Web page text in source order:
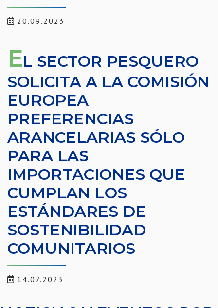
20.09.2023
EL SECTOR PESQUERO
SOLICITA A LA COMISIÓN
EUROPEA
PREFERENCIAS
ARANCELARIAS SÓLO
PARA LAS
IMPORTACIONES QUE
CUMPLAN LOS
ESTÁNDARES DE
SOSTENIBILIDAD
COMUNITARIOS
14.07.2023